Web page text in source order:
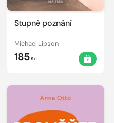
Stupně poznání
Michael Lipson
185Kč